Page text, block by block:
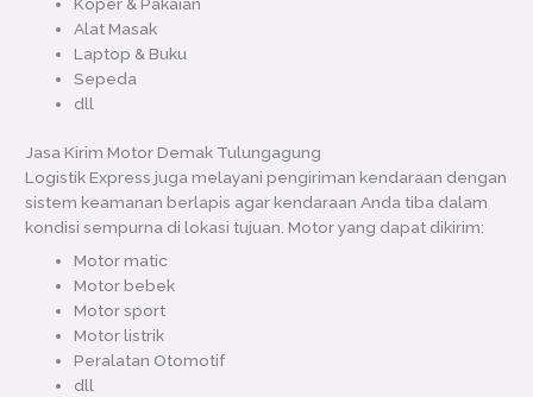
Alat Masak
Laptop & Buku
Sepeda
dll
Jasa Kirim Motor Demak Tulungagung
Logistik Express juga melayani pengiriman kendaraan dengan
sistem keamanan berlapis agar kendaraan Anda tiba dalam
kondisi sempurna di lokasi tujuan. Motor yang dapat dikirim:
Motor matic
Motor bebek
Motor sport
Motor listrik
Peralatan Otomotif
dll